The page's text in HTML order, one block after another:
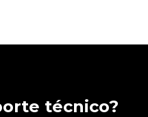
técnico?